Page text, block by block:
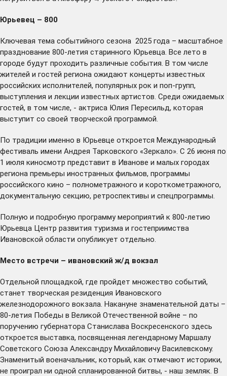
Юрьевец – 800
Ключевая тема событийного сезона 2025 года – масштабное
празднование 800-летия старинного Юрьевца. Все лето в
городе будут проходить различные события. В том числе
жителей и гостей региона ожидают концерты известных
российских исполнителей, популярных рок и поп-групп,
выступления и лекции известных артистов. Среди ожидаемых
гостей, в том числе, - актриса Юлия Пересильд, которая
выступит со своей творческой программой.
По традиции именно в Юрьевце откроется Международный
фестиваль имени Андрея Тарковского «Зеркало» . С 26 июня по
1 июля киносмотр представит в Иванове и малых городах
региона премьеры иностранных фильмов, программы
российского кино – полнометражного и короткометражного,
документальную секцию, ретроспективы и спецпрограммы.
Полную и подробную программу мероприятий к 800-летию
Юрьевца Центр развития туризма и гостеприимства
Ивановской области опубликует отдельно.
Место встречи – ивановский ж/д вокзал
Отдельной площадкой, где пройдет множество событий,
станет творческая резиденция Ивановского
железнодорожного вокзала. Накануне знаменательной даты –
80-летия Победы в Великой Отечественной войне – по
поручению губернатора Станислава Воскресенского здесь
откроется выставка, посвященная легендарному Маршалу
Советского Союза Александру Михайловичу Василевскому.
Знаменитый военачальник, который, как отмечают историки,
не проиграл ни одной спланированной битвы, - наш земляк. В